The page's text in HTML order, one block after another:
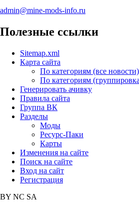
admin@mine-mods-info.ru
Полезные ссылки
Sitemap.xml
Карта сайта
По категориям (все новости)
По категориям
Генерировать ачивку
Правила сайта
Группа ВК
Разделы
Моды
Ресурс-Паки
Карты
Изменения на сайте
Поиск на сайте
Вход на сайт
Регистрация
BY NC SA